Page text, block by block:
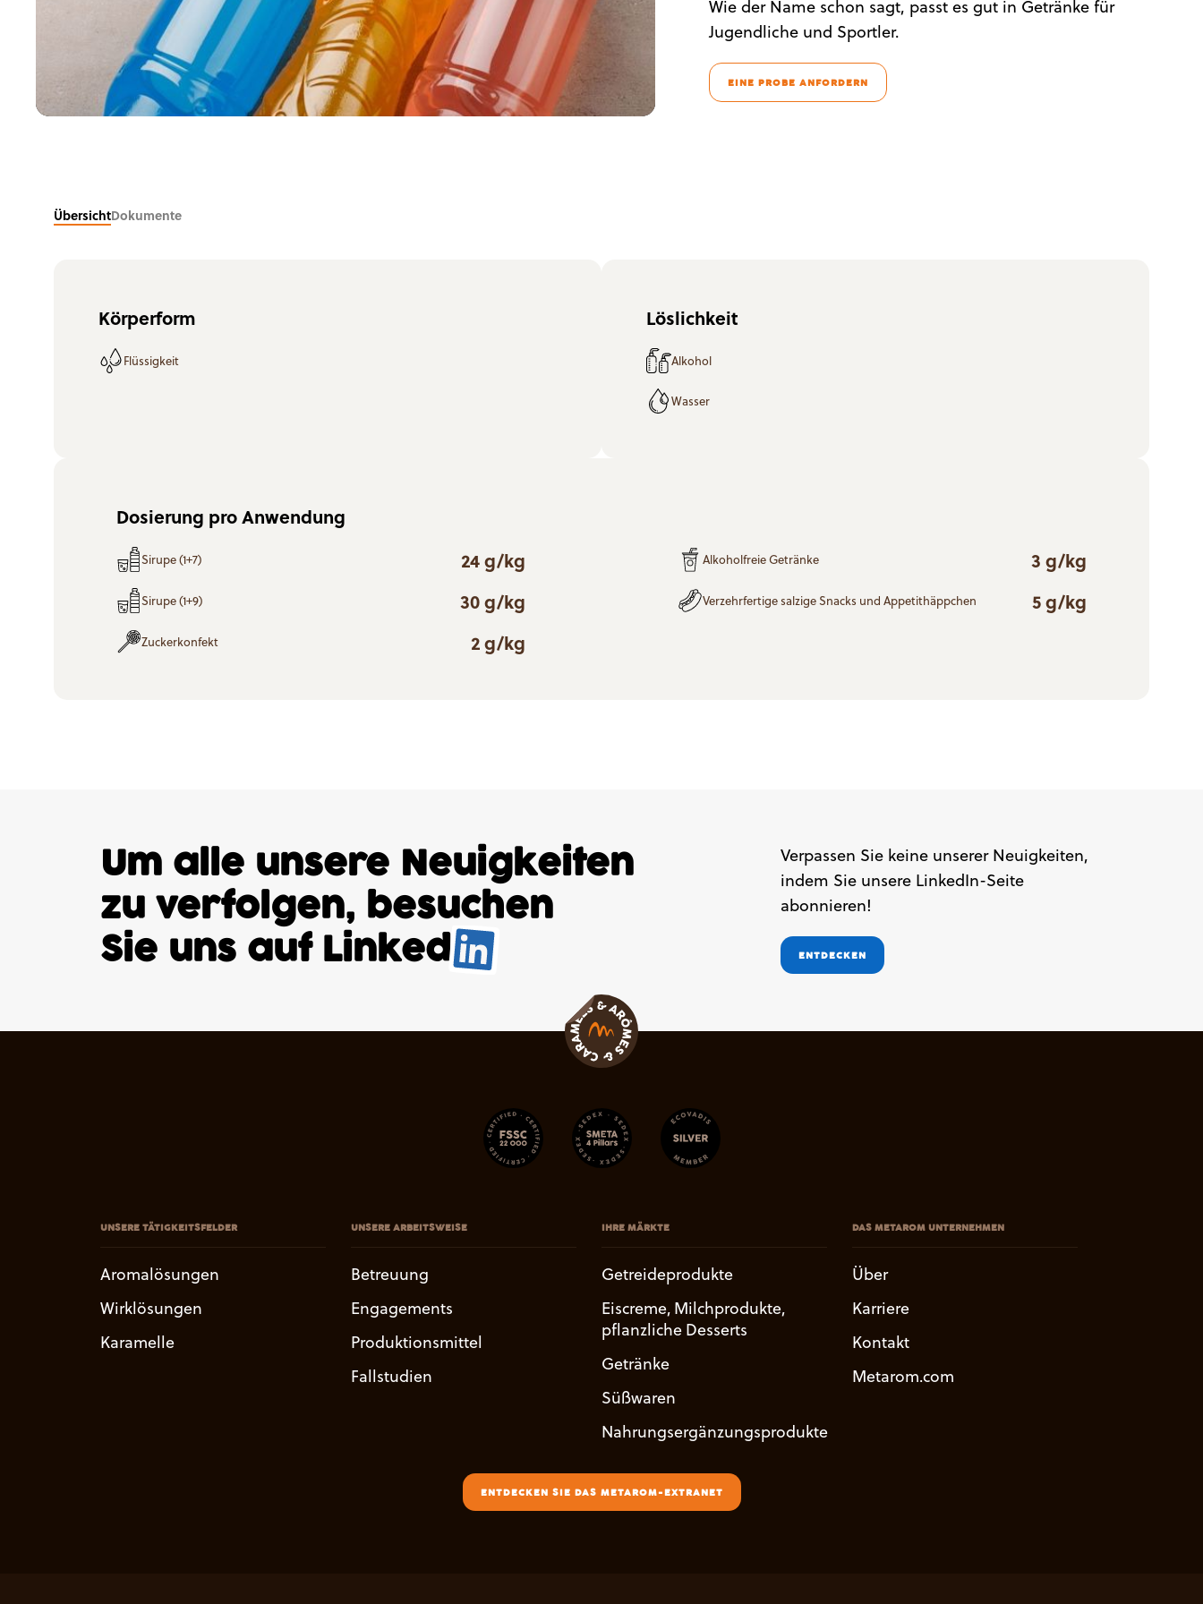
Süßwaren
Nahrungsergänzungsprodukte
Wie der Name schon sagt, passt es gut in Getränke für
Jugendliche und Sportler.
EINE PROBE ANFORDERN
ÜbersichtDokumente
Körperform
Flüssigkeit
Löslichkeit
Alkohol
Wasser
Dosierung pro Anwendung
Sirupe (1+7) 24 g/kg Alkoholfreie Getränke 3 g/kg
Sirupe (1+9) 30 g/kg Verzehrfertige salzige Snacks und Appetithäppchen 5 g/kg
Zuckerkonfekt 2 g/kg
Um alle unsere Neuigkeiten
zu verfolgen, besuchen
Sie uns auf Linked.
Verpassen Sie keine unserer Neuigkeiten,
indem Sie unsere LinkedIn-Seite
abonnieren!
ENTDECKEN
UNSERE TÄTIGKEITSFELDER
Aromalösungen
Wirklösungen
Karamelle
UNSERE ARBEITSWEISE
Betreuung
Engagements
Produktionsmittel
Fallstudien
IHRE MÄRKTE
Getreideprodukte
Eiscreme, Milchprodukte,
pflanzliche Desserts
Getränke
Süßwaren
Nahrungsergänzungsprodukte
DAS METAROM UNTERNEHMEN
Über
Karriere
Kontakt
Metarom.com
ENTDECKEN SIE DAS METAROM-EXTRANET